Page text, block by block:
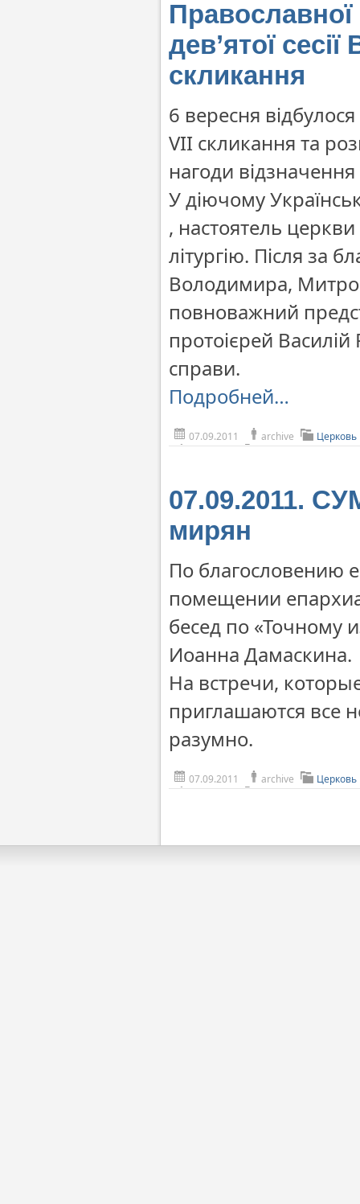
Православної
дев’ятої
скликання
6 вересня відбулося
VII скликання та
нагоди відзначення
У діючому
, настоятель
літургію. Після за
Володимира,
повноважний
протоієрей
справи.
Подробней…
07.09.2011 archive Церковь
07.09.2011.
мирян
По благословению
помещении
бесед по «Точному
Иоанна Дамаскина.
На встречи,
приглашаются все
разумно.
07.09.2011 archive